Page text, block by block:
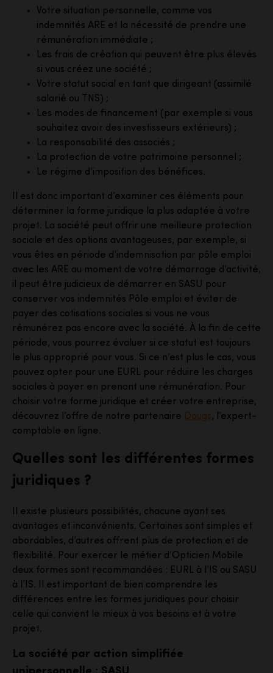
Votre situation personnelle, comme vos
indemnités ARE et la nécessité de prendre une
rémunération immédiate ;
Les frais de création qui peuvent être plus élevés
si vous créez une société ;
Votre statut social en tant que dirigeant (assimilé
salarié ou TNS) ;
Les modes de financement (par exemple si vous
souhaitez avoir des investisseurs extérieurs) ;
La responsabilité des associés ;
La protection de votre patrimoine personnel ;
Le régime d’imposition des bénéfices.
Il est donc important d’examiner ces éléments pour
déterminer la forme juridique la plus adaptée à votre
projet. La société peut offrir une meilleure protection
sociale et des options avantageuses, par exemple, si
vous êtes en période d’indemnisation par pôle emploi
avec les ARE au moment de votre démarrage d’activité,
il peut être judicieux de démarrer en SASU pour
conserver vos indemnités Pôle emploi et éviter de
payer des cotisations sociales si vous ne vous
rémunérez pas encore avec la société. À la fin de cette
période, vous pourrez évaluer si ce statut est toujours
le plus approprié pour vous. Si ce n’est plus le cas, vous
pouvez opter pour une EURL pour réduire les charges
sociales à payer en prenant une rémunération. Pour
choisir votre forme juridique et créer votre entreprise,
découvrez l’offre de notre partenaire Dougs, l’expert-
comptable en ligne.
Quelles sont les différentes formes
juridiques ?
Il existe plusieurs possibilités, chacune ayant ses
avantages et inconvénients. Certaines sont simples et
abordables, d’autres offrent plus de protection et de
flexibilité. Pour exercer le métier d’Opticien Mobile
deux formes sont recommandées : EURL à l’IS ou SASU
à l’IS. Il est important de bien comprendre les
différences entre les formes juridiques pour choisir
celle qui convient le mieux à vos besoins et à votre
projet.
La société par action simplifiée